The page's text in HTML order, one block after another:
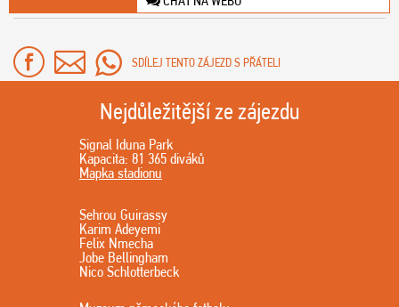
SDÍLEJ TENTO ZÁJEZD S PŘÁTELI
Nejdůležitější ze zájezdu
Signal Iduna Park
Kapacita: 81 365 diváků
Mapka stadionu
Sehrou Guirassy
Karim Adeyemi
Felix Nmecha
Jobe Bellingham
Nico Schlotterbeck